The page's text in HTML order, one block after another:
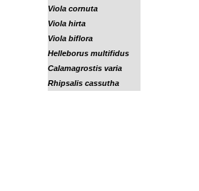
Viola cornuta
Viola hirta
Viola biflora
Helleborus multifidus
Calamagrostis varia
Rhipsalis cassutha